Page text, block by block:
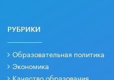
РУБРИКИ
Образовательная политика
Экономика
Качество образования